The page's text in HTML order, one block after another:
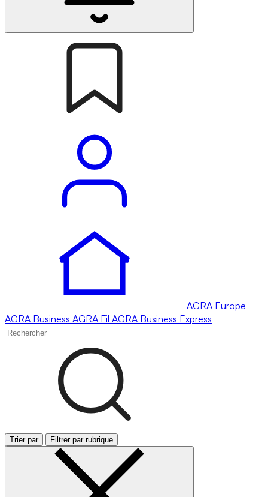
AGRA Europe
AGRA Business AGRA Fil AGRA Business Express
Trier par Filtrer par rubrique